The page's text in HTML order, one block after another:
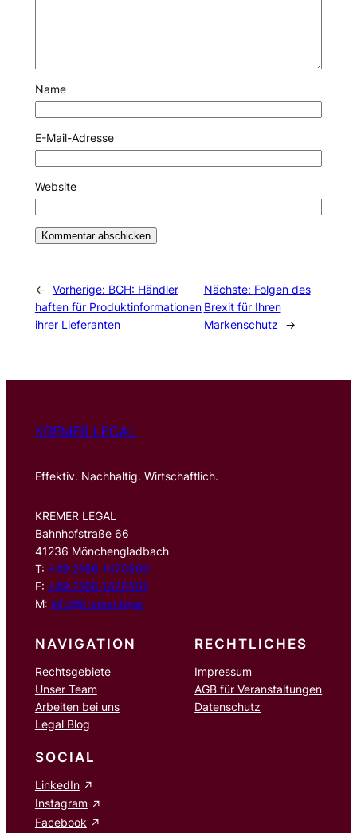
Name
E-Mail-Adresse
Website
← Vorherige: BGH: Händler
haften für Produktinformationen
ihrer Lieferanten
Nächste: Folgen des
Brexit für Ihren
Markenschutz
→
KREMER LEGAL
Effektiv. Nachhaltig. Wirtschaftlich.
KREMER LEGAL
Bahnhofstraße 66
41236 Mönchengladbach
T: +49 2166 1470500
F: +49 2166 1470501
M: info@kremer.legal
NAVIGATION
Rechtsgebiete
Unser Team
Arbeiten bei uns
Legal Blog
RECHTLICHES
Impressum
AGB für Veranstaltungen
Datenschutz
SOCIAL
LinkedIn
Instagram
Facebook